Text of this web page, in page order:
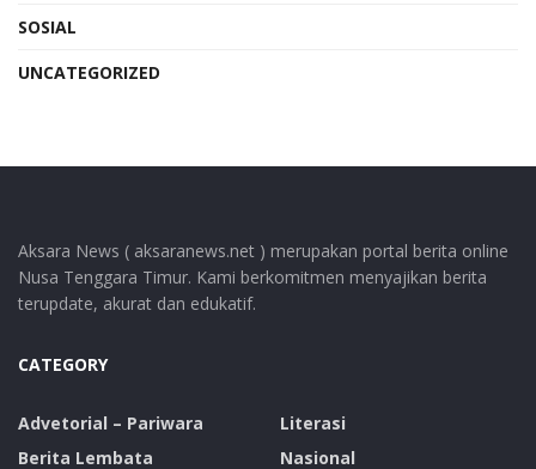
SOSIAL
UNCATEGORIZED
Aksara News ( aksaranews.net ) merupakan portal berita online
Nusa Tenggara Timur. Kami berkomitmen menyajikan berita
terupdate, akurat dan edukatif.
CATEGORY
Advetorial – Pariwara
Berita Lembata
Literasi
Nasional